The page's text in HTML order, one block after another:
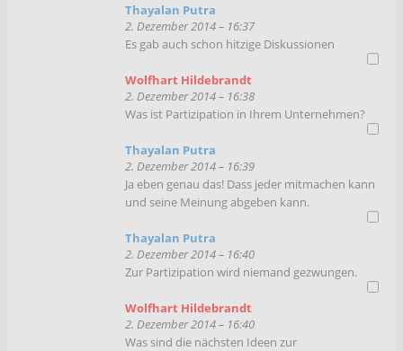
Thayalan Putra
2. Dezember 2014 – 16:37
Es gab auch schon hitzige Diskussionen
Wolfhart Hildebrandt
2. Dezember 2014 – 16:38
Was ist Partizipation in Ihrem Unternehmen?
Thayalan Putra
2. Dezember 2014 – 16:39
Ja eben genau das! Dass jeder mitmachen kann
und seine Meinung abgeben kann.
Thayalan Putra
2. Dezember 2014 – 16:40
Zur Partizipation wird niemand gezwungen.
Wolfhart Hildebrandt
2. Dezember 2014 – 16:40
Was sind die nächsten Ideen zur